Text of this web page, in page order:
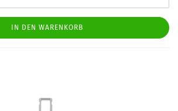
IN DEN WARENKORB